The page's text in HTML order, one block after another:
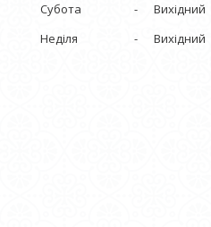
Субота
Вихідний
Неділя
Вихідний